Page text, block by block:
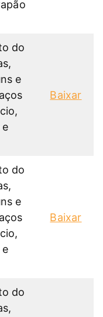
do
e
Baixar
do
e
Baixar
do